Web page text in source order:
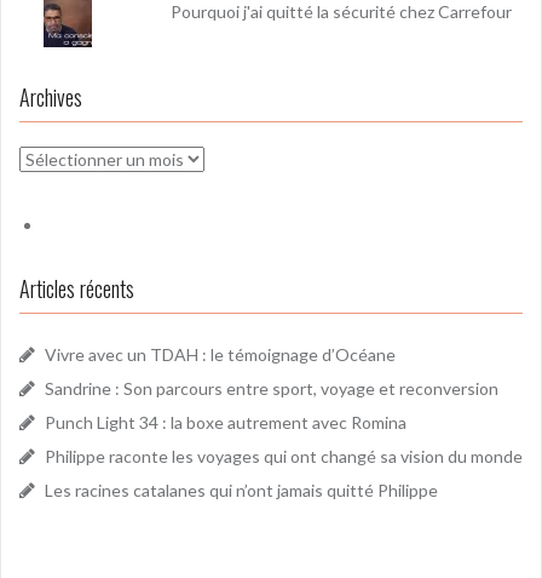
Pourquoi j'ai quitté la sécurité chez Carrefour
Archives
Archives
Articles récents
Vivre avec un TDAH : le témoignage d’Océane
Sandrine : Son parcours entre sport, voyage et reconversion
Punch Light 34 : la boxe autrement avec Romina
Philippe raconte les voyages qui ont changé sa vision du monde
Les racines catalanes qui n’ont jamais quitté Philippe